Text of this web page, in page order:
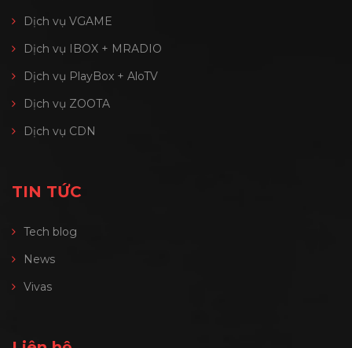
Dịch vụ VGAME
Dịch vụ IBOX + MRADIO
Dịch vụ PlayBox + AloTV
Dịch vụ ZOOTA
Dịch vụ CDN
TIN TỨC
Tech blog
News
Vivas